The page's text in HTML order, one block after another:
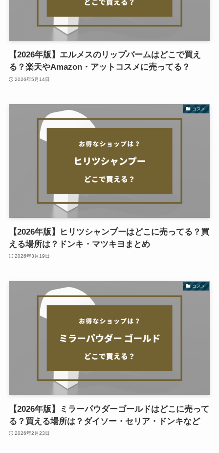
【2026年版】エルメスのリップバームはどこで買え
る？楽天やAmazon・アットコスメに売ってる？
2026年5月14日
コスメ
【2026年版】ヒリツシャンプーはどこに売ってる？買
える場所は？ドンキ・マツキヨまとめ
2026年3月19日
コスメ
【2026年版】ミラーパウダーゴールドはどこに売って
る？買える場所は？ダイソー・セリア・ドンキなど
2026年2月23日